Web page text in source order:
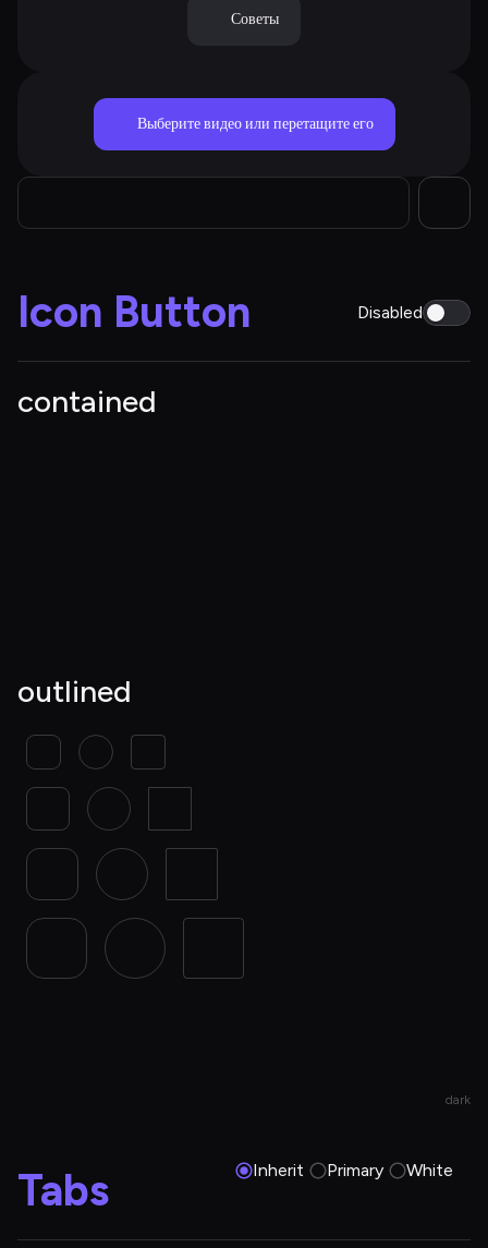
Советы
Выберите видео или перетащите его
Icon Button Disabled
contained
outlined
dark
Tabs Inherit Primary White